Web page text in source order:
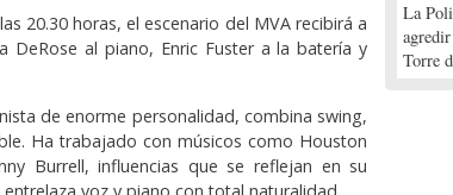
20.30 horas, el escenario del MVA recibirá a
DeRose al piano, Enric Fuster a la batería y
de enorme personalidad, combina swing,
Ha trabajado con músicos como Houston
Burrell, influencias que se reflejan en su
La
Torre